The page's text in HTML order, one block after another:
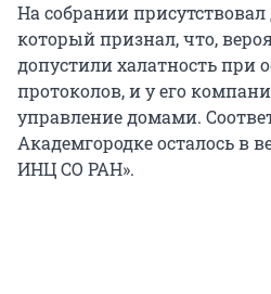
На собрании присутствовал
который признал, что,
допустили халатность при
протоколов, и у его
управление домами.
Академгородке осталось в
ИНЦ СО РАН».